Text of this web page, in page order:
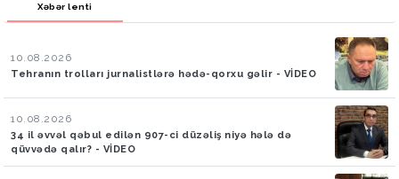
Xəbər lenti
10.08.2026
Tehranın trolları jurnalistlərə hədə-qorxu gəlir - VİDEO
10.08.2026
34 il əvvəl qəbul edilən 907-ci düzəliş niyə hələ də
qüvvədə qalır? - VİDEO